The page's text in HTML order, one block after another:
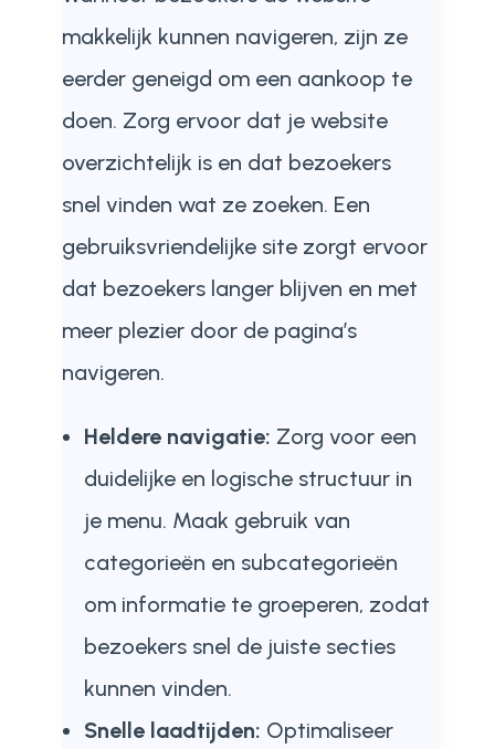
makkelijk kunnen navigeren, zijn ze
eerder geneigd om een aankoop te
doen. Zorg ervoor dat je website
overzichtelijk is en dat bezoekers
snel vinden wat ze zoeken. Een
gebruiksvriendelijke site zorgt ervoor
dat bezoekers langer blijven en met
meer plezier door de pagina’s
navigeren.
Heldere navigatie: Zorg voor een
duidelijke en logische structuur in
je menu. Maak gebruik van
categorieën en subcategorieën
om informatie te groeperen, zodat
bezoekers snel de juiste secties
kunnen vinden.
Snelle laadtijden: Optimaliseer